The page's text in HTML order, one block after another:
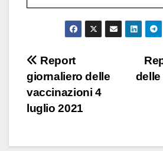
Navigazione
articoli
Report
giornaliero delle
vaccinazioni 4
luglio 2021